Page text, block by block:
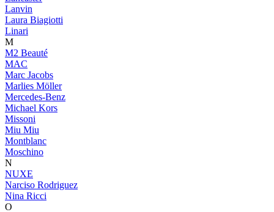
Lanvin
Laura Biagiotti
Linari
M
M2 Beauté
MAC
Marc Jacobs
Marlies Möller
Mercedes-Benz
Michael Kors
Missoni
Miu Miu
Montblanc
Moschino
N
NUXE
Narciso Rodriguez
Nina Ricci
O